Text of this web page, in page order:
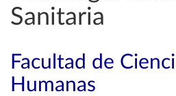
Sanitaria
Facultad de
Humanas